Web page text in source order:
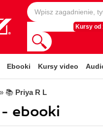
Kursy od
Ebooki Kursy video
» 📚 Priya R L
ebooki